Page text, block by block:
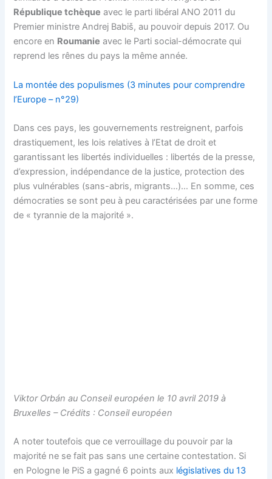
République tchèque avec le parti libéral ANO 2011 du
Premier ministre Andrej Babiš, au pouvoir depuis 2017. Ou
encore en Roumanie avec le Parti social-démocrate qui
reprend les rênes du pays la même année.
La montée des populismes (3 minutes pour comprendre
l’Europe – n°29)
Dans ces pays, les gouvernements restreignent, parfois
drastiquement, les lois relatives à l’Etat de droit et
garantissant les libertés individuelles : libertés de la presse,
d’expression, indépendance de la justice, protection des
plus vulnérables (sans-abris, migrants…)… En somme, ces
démocraties se sont peu à peu caractérisées par une forme
de « tyrannie de la majorité ».
Viktor Orbán au Conseil européen le 10 avril 2019 à
Bruxelles – Crédits : Conseil européen
A noter toutefois que ce verrouillage du pouvoir par la
majorité ne se fait pas sans une certaine contestation. Si
en Pologne le PiS a gagné 6 points aux législatives du 13